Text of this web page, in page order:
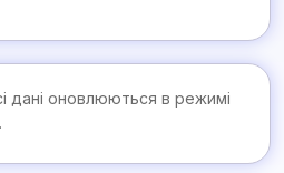
дані оновлюються в режимі